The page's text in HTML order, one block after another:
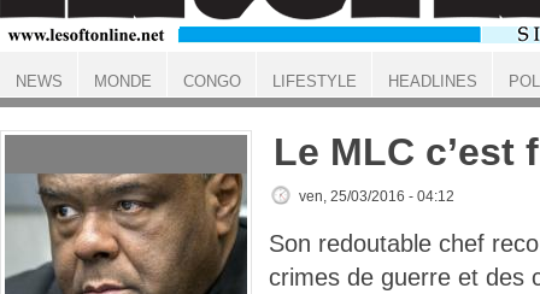
ACCUEIL
Le MLC c’est
ven, 25/03/2016 - 04:12
Son redoutable chef
crimes de guerre et des
NEWS MONDE CONGO LIFESTYLE HEADLINES